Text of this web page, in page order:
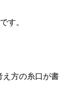
す。
方の糸口が書